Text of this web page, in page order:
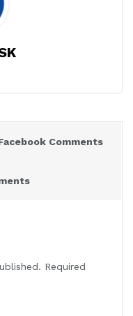
Comments
Required